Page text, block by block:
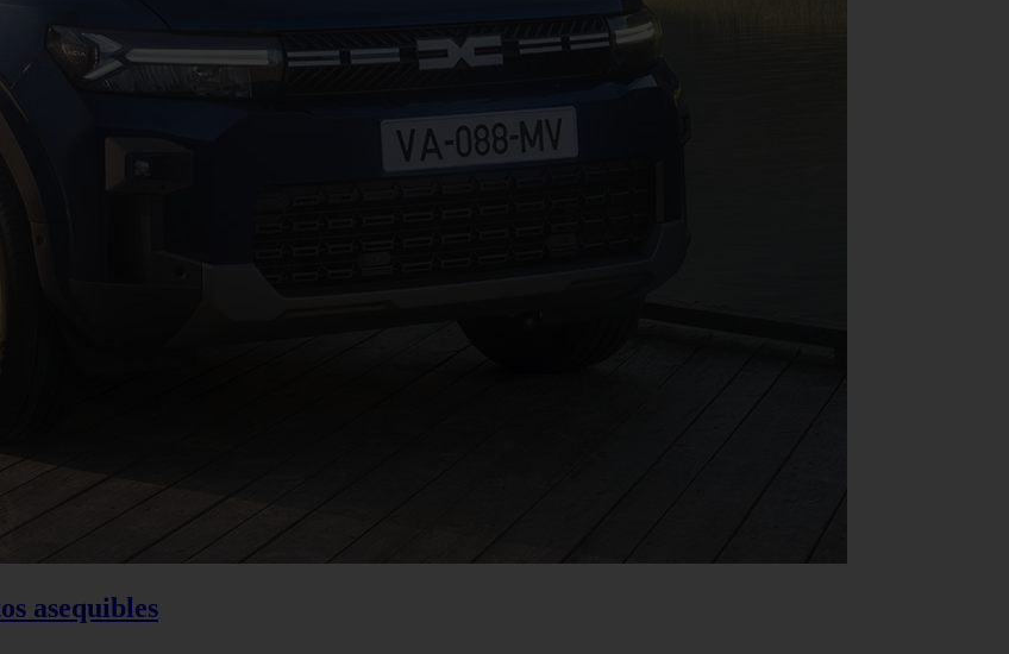
asequibles